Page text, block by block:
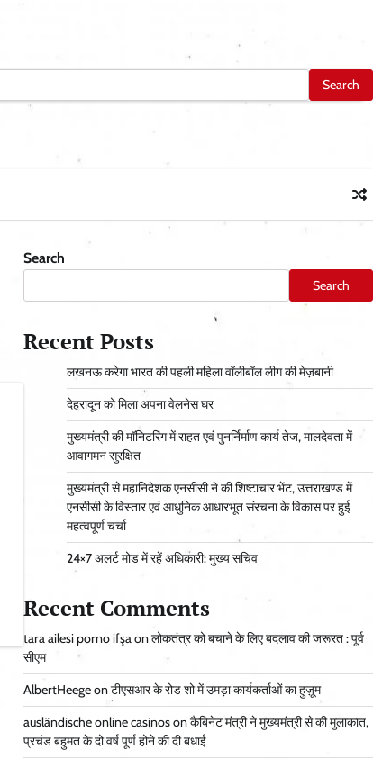
Search
Search
Recent Posts
लखनऊ करेगा भारत की पहली महिला वॉलीबॉल लीग की मेज़बानी
देहरादून को मिला अपना वेलनेस घर
मुख्यमंत्री की मॉनिटरिंग में राहत एवं पुनर्निर्माण कार्य तेज, मालदेवता में
आवागमन सुरक्षित
मुख्यमंत्री से महानिदेशक एनसीसी ने की शिष्टाचार भेंट, उत्तराखण्ड में
एनसीसी के विस्तार एवं आधुनिक आधारभूत संरचना के विकास पर हुई
महत्वपूर्ण चर्चा
24×7 अलर्ट मोड में रहें अधिकारी: मुख्य सचिव
Recent Comments
tara ailesi porno ifşaonलोकतंत्र को बचाने के लिए बदलाव की जरूरत : पूर्व
सीएम
AlbertHeegeonटीएसआर के रोड शो में उमड़ा कार्यकर्ताओं का हुज़ूम
ausländische online casinosonकैबिनेट मंत्री ने मुख्यमंत्री से की मुलाकात,
प्रचंड बहुमत के दो वर्ष पूर्ण होने की दी बधाई